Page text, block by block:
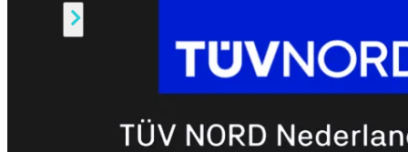
FortiCare
Support